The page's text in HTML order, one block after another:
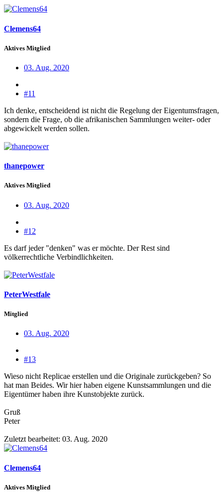
Clemens64
Aktives Mitglied
03. Aug. 2020
#11
Ich denke, entscheidend ist nicht die Regelung der Eigentumsfragen,
sondern die Frage, ob die afrikanischen Sammlungen weiter- oder
abgewickelt werden sollen.
thanepower
Aktives Mitglied
03. Aug. 2020
#12
Es darf jeder "denken" was er möchte. Der Rest sind
völkerrechtliche Verbindlichkeiten.
PeterWestfale
Mitglied
03. Aug. 2020
#13
Wieso nicht Replicae erstellen und die Originale zurückgeben? So
hat man Beides. Wir hier haben eigene Kunstsammlungen und die
Eigentümer haben ihre Kunstobjekte zurück.
Gruß
Peter
Zuletzt bearbeitet: 03. Aug. 2020
Clemens64
Aktives Mitglied